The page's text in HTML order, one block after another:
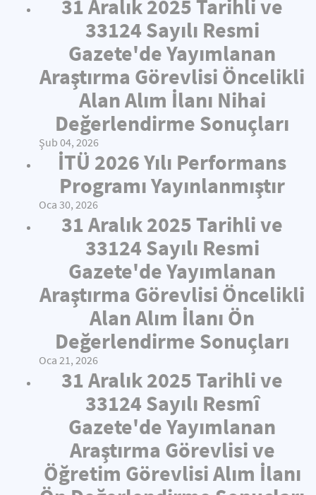
31 Aralık 2025 Tarihli ve
33124 Sayılı Resmi
Gazete'de Yayımlanan
Araştırma Görevlisi Öncelikli
Alan Alım İlanı Nihai
Değerlendirme Sonuçları
Şub 04, 2026
İTÜ 2026 Yılı Performans
Programı Yayınlanmıştır
Oca 30, 2026
31 Aralık 2025 Tarihli ve
33124 Sayılı Resmi
Gazete'de Yayımlanan
Araştırma Görevlisi Öncelikli
Alan Alım İlanı Ön
Değerlendirme Sonuçları
Oca 21, 2026
31 Aralık 2025 Tarihli ve
33124 Sayılı Resmî
Gazete'de Yayımlanan
Araştırma Görevlisi ve
Öğretim Görevlisi Alım İlanı